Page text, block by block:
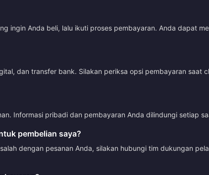
ingin Anda beli, lalu ikuti proses pembayaran. Anda dapat
dan transfer bank. Silakan periksa opsi pembayaran saat
Informasi pribadi dan pembayaran Anda dilindungi setiap
pembelian saya?
dengan pesanan Anda, silakan hubungi tim dukungan